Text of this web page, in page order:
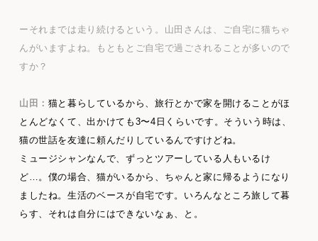
ーそれまでは走り続けるという。山田さんは、ご自宅に猫ちゃ
んがいますよね。もともとご自宅で過ごされることが多いので
すか？
山田： 猫と暮らしているから、旅行とかで家を開けることがほ
とんどなくて、出かけても3〜4日くらいです。そういう時は、
猫の世話を友達に頼んだりしているんですけどね。
ミュージシャンなんで、ずっとツアーしている人もいるけ
ど…。僕の場合、猫がいるから、ちゃんと家に帰るようになり
ましたね。生活のベースが自宅です。いろんなところ旅して暮
らす、それは自分にはできないなぁ、と。